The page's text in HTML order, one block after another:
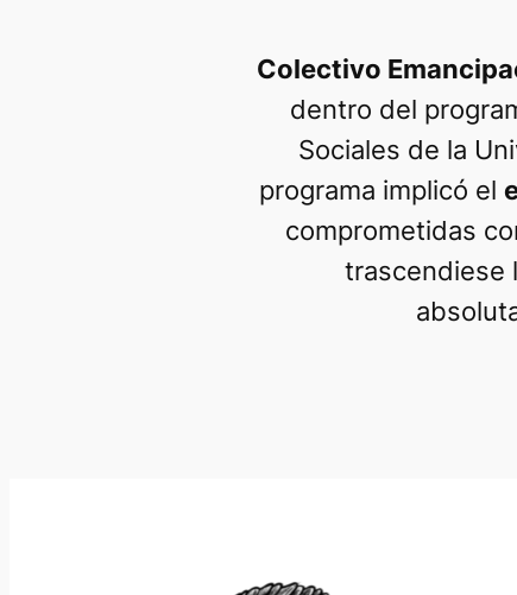
Colectivo
dentro del
Sociales de la
programa implicó el
comprometidas
trascendiese